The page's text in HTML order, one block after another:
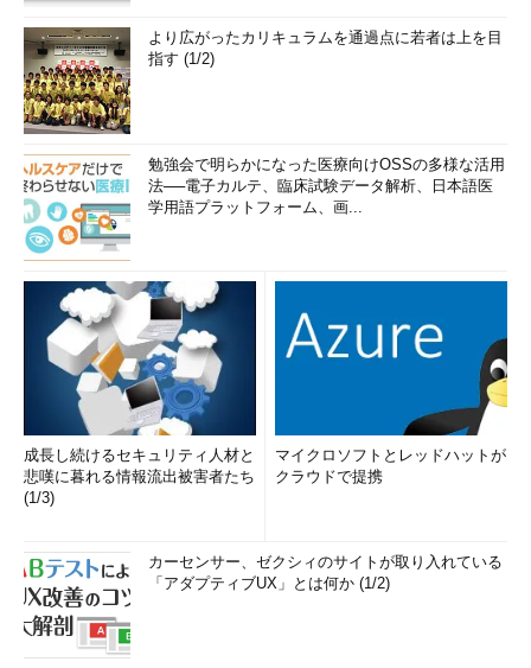
より広がったカリキュラムを通過点に若者は上を目
指す (1/2)
勉強会で明らかになった医療向けOSSの多様な活用
法──電子カルテ、臨床試験データ解析、日本語医
学用語プラットフォーム、画...
成長し続けるセキュリティ人材と
悲嘆に暮れる情報流出被害者たち
(1/3)
マイクロソフトとレッドハットが
クラウドで提携
カーセンサー、ゼクシィのサイトが取り入れている
「アダプティブUX」とは何か (1/2)